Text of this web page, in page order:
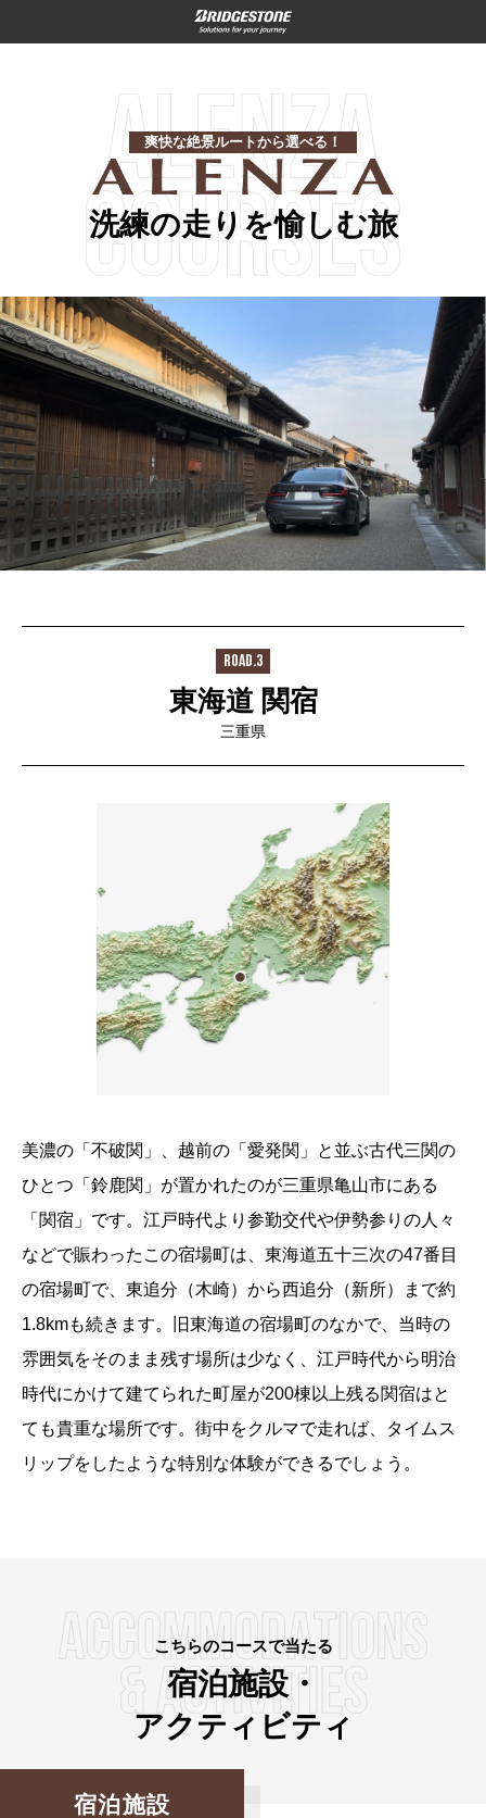
爽快な絶景ルートから選べる！
洗練の走りを愉しむ旅
ROAD.3
東海道 関宿
三重県
美濃の「不破関」、越前の「愛発関」と並ぶ古代三関の
ひとつ「鈴鹿関」が置かれたのが三重県亀山市にある
「関宿」です。江戸時代より参勤交代や伊勢参りの人々
などで賑わったこの宿場町は、東海道五十三次の47番目
の宿場町で、東追分（木崎）から西追分（新所）まで約
1.8kmも続きます。旧東海道の宿場町のなかで、当時の
雰囲気をそのまま残す場所は少なく、江戸時代から明治
時代にかけて建てられた町屋が200棟以上残る関宿はと
ても貴重な場所です。街中をクルマで走れば、タイムス
リップをしたような特別な体験ができるでしょう。
こちらのコースで当たる
宿泊施設・
アクティビティ
宿泊施設